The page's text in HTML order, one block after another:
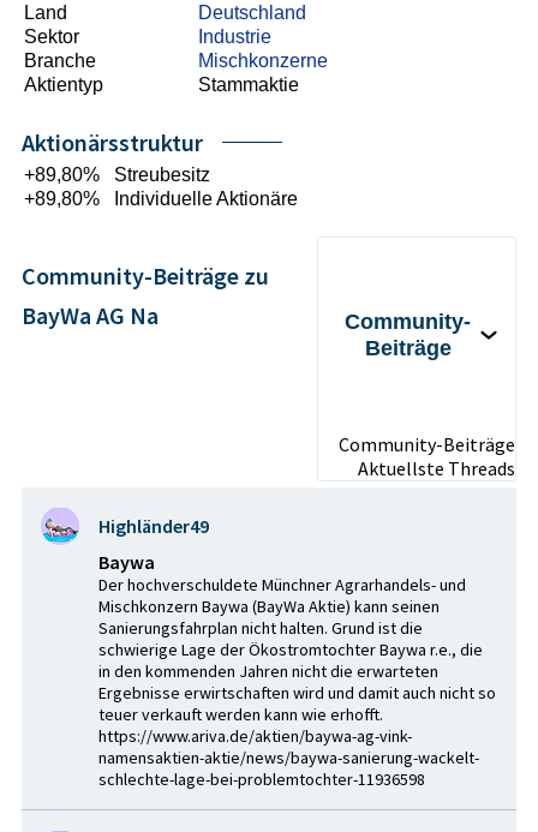
Land
Deutschland
Sektor
Industrie
Branche
Mischkonzerne
Aktientyp
Stammaktie
Aktionärsstruktur
+89,80%
Streubesitz
+89,80%
Individuelle Aktionäre
Community-Beiträge zu
BayWa AG Na
Community-
Beiträge
Community-Beiträge
Aktuellste Threads
Highländer49
Baywa
Der hochverschuldete Münchner Agrarhandels- und
Mischkonzern Baywa (BayWa Aktie) kann seinen
Sanierungsfahrplan nicht halten. Grund ist die
schwierige Lage der Ökostromtochter Baywa r.e., die
in den kommenden Jahren nicht die erwarteten
Ergebnisse erwirtschaften wird und damit auch nicht so
teuer verkauft werden kann wie erhofft.
https://www.ariva.de/aktien/baywa-ag-vink-
namensaktien-aktie/news/baywa-sanierung-wackelt-
schlechte-lage-bei-problemtochter-11936598